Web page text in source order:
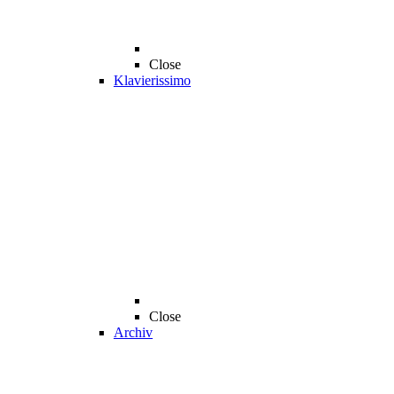
Close
Klavierissimo
Close
Archiv